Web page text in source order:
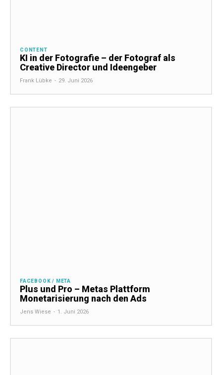
CONTENT
KI in der Fotografie – der Fotograf als
Creative Director und Ideengeber
Frank Lübke - 29. Juni 2026
FACEBOOK / META
Plus und Pro – Metas Plattform
Monetarisierung nach den Ads
Jens Wiese - 1. Juni 2026